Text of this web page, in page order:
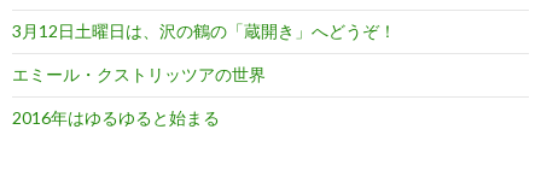
3月12日土曜日は、沢の鶴の「蔵開き」へどうぞ！
エミール・クストリッツアの世界
2016年はゆるゆると始まる